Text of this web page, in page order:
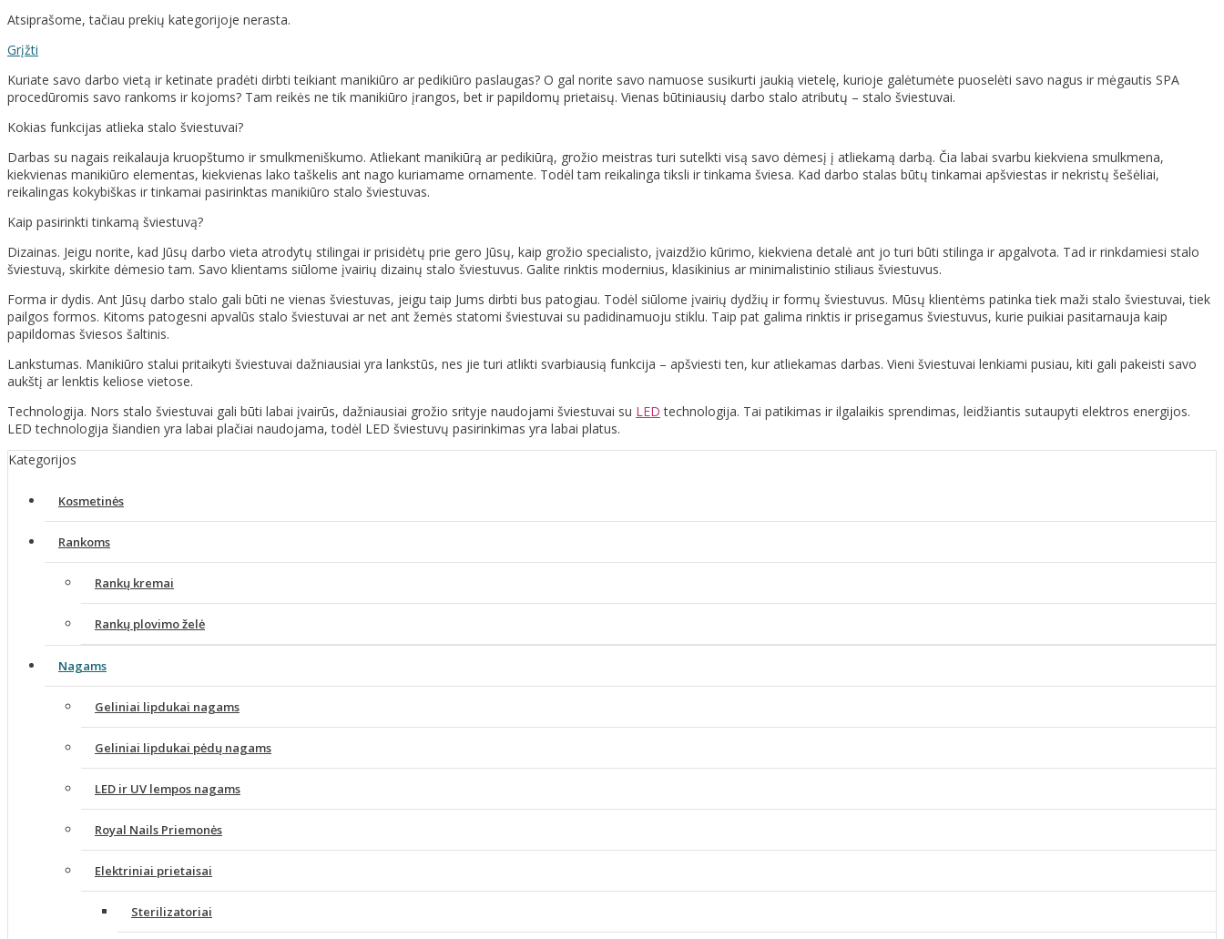
Atsiprašome, tačiau prekių kategorijoje nerasta.
Grįžti
Kuriate savo darbo vietą ir ketinate pradėti dirbti teikiant manikiūro ar pedikiūro paslaugas? O gal norite savo namuose susikurti jaukią vietelę, kurioje galėtumėte puoselėti savo nagus ir mėgautis SPA
procedūromis savo rankoms ir kojoms? Tam reikės ne tik manikiūro įrangos, bet ir papildomų prietaisų. Vienas būtiniausių darbo stalo atributų – stalo šviestuvai.
Kokias funkcijas atlieka stalo šviestuvai?
Darbas su nagais reikalauja kruopštumo ir smulkmeniškumo. Atliekant manikiūrą ar pedikiūrą, grožio meistras turi sutelkti visą savo dėmesį į atliekamą darbą. Čia labai svarbu kiekviena smulkmena,
kiekvienas manikiūro elementas, kiekvienas lako taškelis ant nago kuriamame ornamente. Todėl tam reikalinga tiksli ir tinkama šviesa. Kad darbo stalas būtų tinkamai apšviestas ir nekristų šešėliai,
reikalingas kokybiškas ir tinkamai pasirinktas manikiūro stalo šviestuvas.
Kaip pasirinkti tinkamą šviestuvą?
Dizainas. Jeigu norite, kad Jūsų darbo vieta atrodytų stilingai ir prisidėtų prie gero Jūsų, kaip grožio specialisto, įvaizdžio kūrimo, kiekviena detalė ant jo turi būti stilinga ir apgalvota. Tad ir rinkdamiesi stalo
šviestuvą, skirkite dėmesio tam. Savo klientams siūlome įvairių dizainų stalo šviestuvus. Galite rinktis modernius, klasikinius ar minimalistinio stiliaus šviestuvus.
Forma ir dydis. Ant Jūsų darbo stalo gali būti ne vienas šviestuvas, jeigu taip Jums dirbti bus patogiau. Todėl siūlome įvairių dydžių ir formų šviestuvus. Mūsų klientėms patinka tiek maži stalo šviestuvai, tiek
pailgos formos. Kitoms patogesni apvalūs stalo šviestuvai ar net ant žemės statomi šviestuvai su padidinamuoju stiklu. Taip pat galima rinktis ir prisegamus šviestuvus, kurie puikiai pasitarnauja kaip
papildomas šviesos šaltinis.
Lankstumas. Manikiūro stalui pritaikyti šviestuvai dažniausiai yra lankstūs, nes jie turi atlikti svarbiausią funkcija – apšviesti ten, kur atliekamas darbas. Vieni šviestuvai lenkiami pusiau, kiti gali pakeisti savo
aukštį ar lenktis keliose vietose.
Technologija. Nors stalo šviestuvai gali būti labai įvairūs, dažniausiai grožio srityje naudojami šviestuvai su LED technologija. Tai patikimas ir ilgalaikis sprendimas, leidžiantis sutaupyti elektros energijos.
LED technologija šiandien yra labai plačiai naudojama, todėl LED šviestuvų pasirinkimas yra labai platus.
Kategorijos
Kosmetinės
Rankoms
Rankų kremai
Rankų plovimo želė
Nagams
Geliniai lipdukai nagams
Geliniai lipdukai pėdų nagams
LED ir UV lempos nagams
Royal Nails Priemonės
Elektriniai prietaisai
Sterilizatoriai